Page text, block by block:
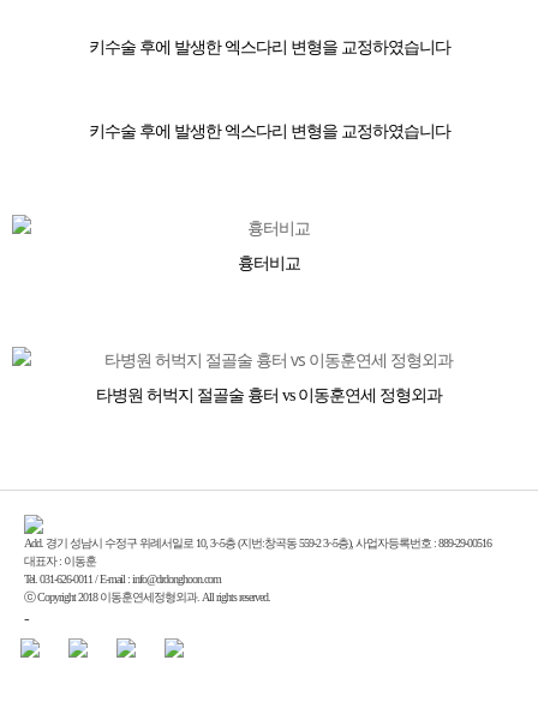
키수술 후에 발생한 엑스다리 변형을 교정하였습니다
키수술 후에 발생한 엑스다리 변형을 교정하였습니다
흉터비교
타병원 허벅지 절골술 흉터 vs 이동훈연세 정형외과
Add. 경기 성남시 수정구 위례서일로 10, 3~5층 (지번:창곡동 559-2 3~5층), 사업자등록번호 : 889-29-00516
대표자 : 이동훈
Tel. 031-626-0011 / E-mail : info@drdonghoon.com
ⓒ Copyright 2018 이동훈연세정형외과. All rights reserved.
-